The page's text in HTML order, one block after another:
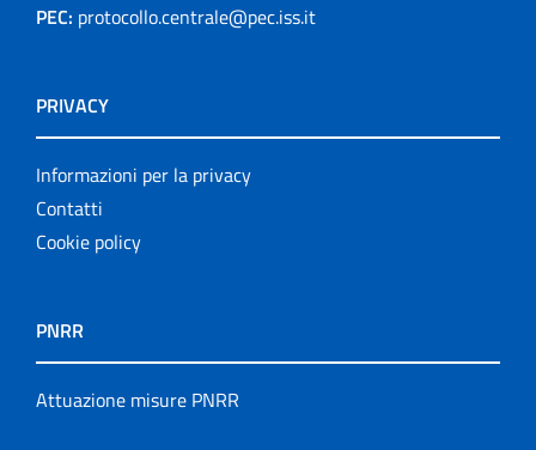
PEC: protocollo.centrale@pec.iss.it
PRIVACY
Informazioni per la privacy
Contatti
Cookie policy
PNRR
Attuazione misure PNRR